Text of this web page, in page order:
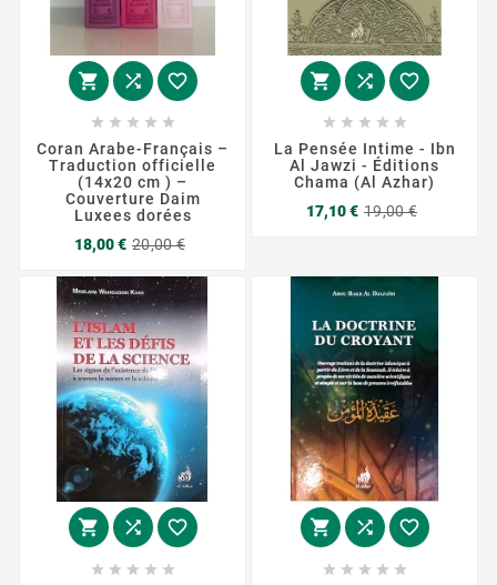
  
    
Coran Arabe-Français –
Traduction officielle
(14x20 cm ) –
Couverture Daim
Luxees dorées
18,00 € 20,00 €
base
  
    
La Pensée Intime - Ibn
Al Jawzi - Éditions
Chama (Al Azhar)
17,10 € 19,00 €
  
    
  
    